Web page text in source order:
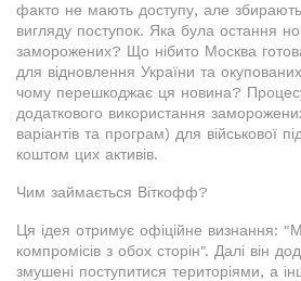
факто не мають доступу, але
вигляду поступок. Яка була остання
заморожених? Що нібито Москва
для відновлення України та
чому перешкоджає ця новина?
додаткового використання
варіантів та програм) для військової
коштом цих активів.
Чим займається Віткофф?
Ця ідея отримує офіційне визнання:
компромісів з обох сторін". Далі він
змушені поступитися територіями, а